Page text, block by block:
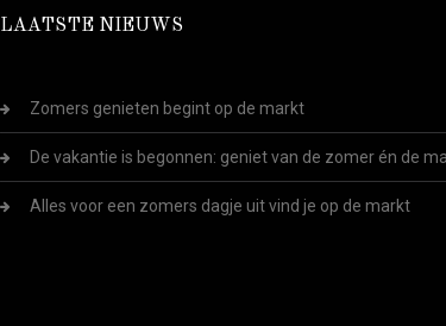
LAATSTE NIEUWS
Zomers genieten begint op de markt
De vakantie is begonnen: geniet van de zomer én de
Alles voor een zomers dagje uit vind je op de markt